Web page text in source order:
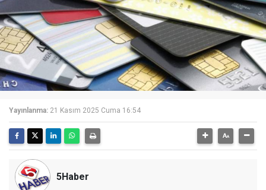
Yayınlanma: 21 Kasım 2025 Cuma 16:54
5Haber